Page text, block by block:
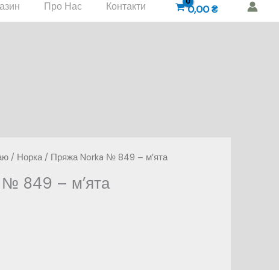
Про Нас Контакти 0,00₴
/ Норка/ Пряжа Norka № 849 – м’ята
849 – м’ята